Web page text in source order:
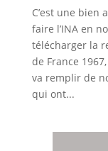
C’est une bien
faire l’INA en
télécharger la
de France
va remplir de
qui ont...